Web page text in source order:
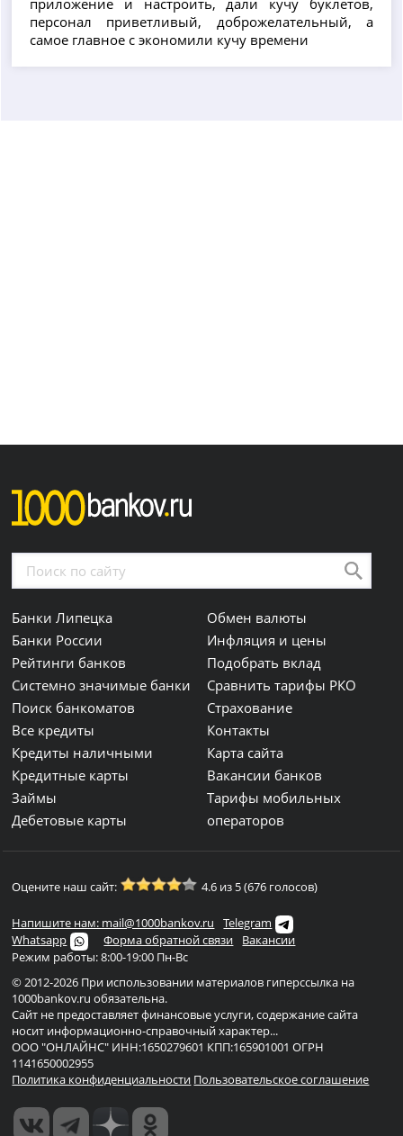
персонал приветливый, доброжелательный, а
самое главное с экономили кучу времени
Банки Липецка
Банки России
Рейтинги банков
Системно значимые банки
Поиск банкоматов
Все кредиты
Кредиты наличными
Кредитные карты
Займы
Дебетовые карты
Обмен валюты
Инфляция и цены
Подобрать вклад
Сравнить тарифы РКО
Страхование
Контакты
Карта сайта
Вакансии банков
Тарифы мобильных
операторов
Оцените наш сайт: 4.6 из 5 (676 голосов)
Напишите нам: mail@1000bankov.ru
Telegram
Whatsapp
Форма обратной связи
Вакансии
Режим работы: 8:00-19:00 Пн-Вс
© 2012-2026 При использовании материалов гиперссылка на
1000bankov.ru обязательна.
Сайт не предоставляет финансовые услуги, содержание сайта
носит информационно-справочный характер...
ООО "ОНЛАЙНС" ИНН:1650279601 КПП:165901001 ОГРН
1141650002955
Политика конфиденциальности Пользовательское соглашение